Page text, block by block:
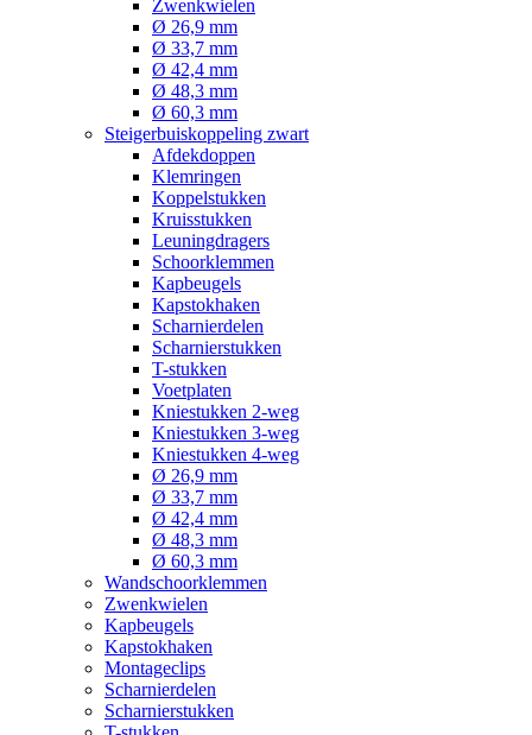
Zwenkwielen
Ø 26,9 mm
Ø 33,7 mm
Ø 42,4 mm
Ø 48,3 mm
Ø 60,3 mm
Steigerbuiskoppeling zwart
Afdekdoppen
Klemringen
Koppelstukken
Kruisstukken
Leuningdragers
Schoorklemmen
Kapbeugels
Kapstokhaken
Scharnierdelen
Scharnierstukken
T-stukken
Voetplaten
Kniestukken 2-weg
Kniestukken 3-weg
Kniestukken 4-weg
Ø 26,9 mm
Ø 33,7 mm
Ø 42,4 mm
Ø 48,3 mm
Ø 60,3 mm
Wandschoorklemmen
Zwenkwielen
Kapbeugels
Kapstokhaken
Montageclips
Scharnierdelen
Scharnierstukken